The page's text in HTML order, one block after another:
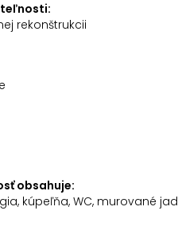
rekonštrukcii
obsahuje:
kúpeľňa, WC, murované